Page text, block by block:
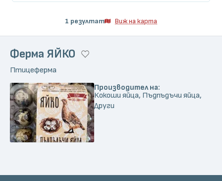
1 резултат Виж на карта
Ферма ЯЙКО
Птицеферма
Производител на:
Кокоши яйца, Пъдпъдъчи яйца,
Други